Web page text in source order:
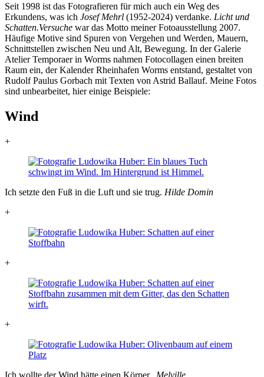
Seit 1998 ist das Fotografieren für mich auch ein Weg des
Erkundens, was ich Josef Mehrl (1952-2024) verdanke. Licht und
Schatten.Versuche war das Motto meiner Fotoausstellung 2007.
Häufige Motive sind Spuren von Vergehen und Werden, Mauern,
Schnittstellen zwischen Neu und Alt, Bewegung. In der Galerie
Atelier Temporaer in Worms nahmen Fotocollagen einen breiten
Raum ein, der Kalender Rheinhafen Worms entstand, gestaltet von
Rudolf Paulus Gorbach mit Texten von Astrid Ballauf. Meine Fotos
sind unbearbeitet, hier einige Beispiele:
Wind
+
Ich setzte den Fuß in die Luft und sie trug. Hilde Domin
+
+
+
Ich wollte der Wind hätte einen Körper. Melville